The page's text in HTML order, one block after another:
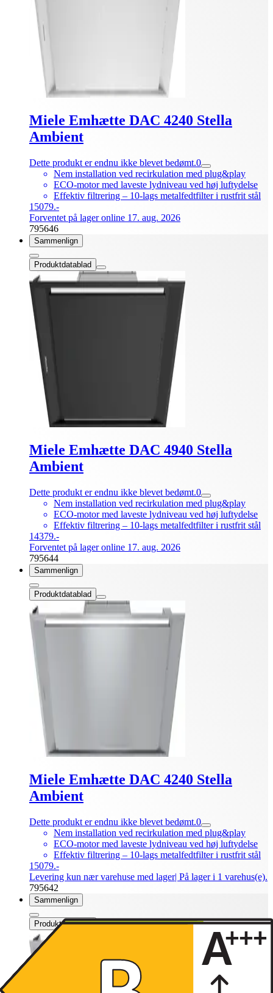
Miele Emhætte DAC 4240 Stella
Ambient
Dette produkt er endnu ikke blevet bedømt.0
Nem installation ved recirkulation med plug&play
ECO-motor med laveste lydniveau ved høj luftydelse
Effektiv filtrering – 10-lags metalfedtfilter i rustfrit stål
15079.-
Forventet på lager online 17. aug. 2026
795646
Sammenlign
Produktdatablad
Miele Emhætte DAC 4940 Stella
Ambient
Dette produkt er endnu ikke blevet bedømt.0
Nem installation ved recirkulation med plug&play
ECO-motor med laveste lydniveau ved høj luftydelse
Effektiv filtrering – 10-lags metalfedtfilter i rustfrit stål
14379.-
Forventet på lager online 17. aug. 2026
795644
Sammenlign
Produktdatablad
Miele Emhætte DAC 4240 Stella
Ambient
Dette produkt er endnu ikke blevet bedømt.0
Nem installation ved recirkulation med plug&play
ECO-motor med laveste lydniveau ved høj luftydelse
Effektiv filtrering – 10-lags metalfedtfilter i rustfrit stål
15079.-
Levering kun nær varehuse med lager| På lager i 1 varehus(e).
795642
Sammenlign
Produktdatablad